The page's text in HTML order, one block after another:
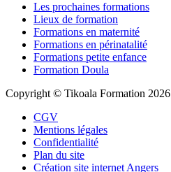
Les prochaines formations
Lieux de formation
Formations en maternité
Formations en périnatalité
Formations petite enfance
Formation Doula
Copyright © Tikoala Formation 2026
CGV
Mentions légales
Confidentialité
Plan du site
Création site internet Angers